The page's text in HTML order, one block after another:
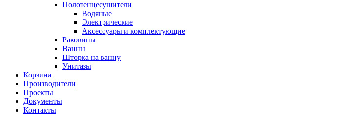
Полотенцесушители
Водяные
Электрические
Аксессуары и комплектующие
Раковины
Ванны
Шторка на ванну
Унитазы
Корзина
Производители
Проекты
Документы
Контакты